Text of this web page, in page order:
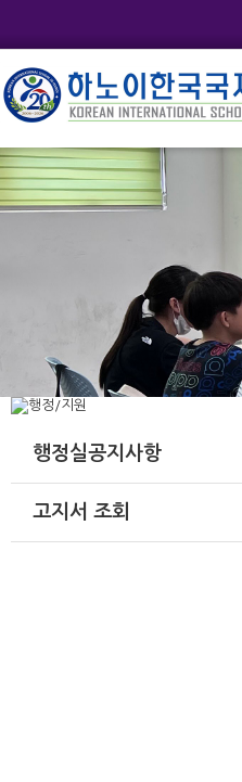
행정실공지사항
고지서 조회